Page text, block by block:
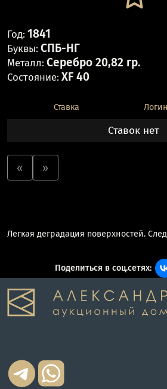
Год: 1841
Буквы: СПБ-НГ
Металл: Серебро 20,82 гр.
Состояние: XF 40
Ставка Логин
Ставок нет
« »
Легкая деградация поверхностей.
Поделиться в соц.сетях: